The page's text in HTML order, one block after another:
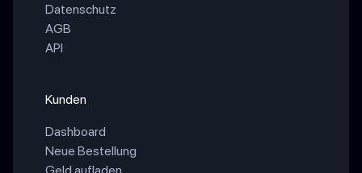
Datenschutz
AGB
API
Kunden
Dashboard
Neue Bestellung
Geld aufladen